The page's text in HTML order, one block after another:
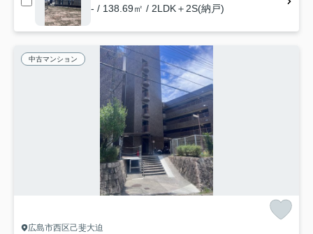
- / 138.69㎡ / 2LDK＋2S(納戸)
中古マンション
広島市西区己斐大迫